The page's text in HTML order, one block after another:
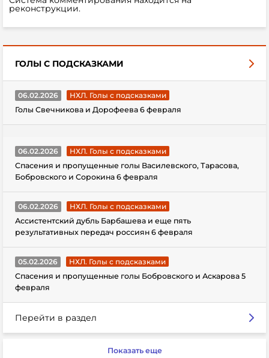
реконструкции.
ГОЛЫ С ПОДСКАЗКАМИ
06.02.2026
НХЛ. Голы с подсказками
Голы Свечникова и Дорофеева 6 февраля
06.02.2026
НХЛ. Голы с подсказками
Спасения и пропущенные голы Василевского, Тарасова,
Бобровского и Сорокина 6 февраля
06.02.2026
НХЛ. Голы с подсказками
Ассистентский дубль Барбашева и еще пять
результативных передач россиян 6 февраля
05.02.2026
НХЛ. Голы с подсказками
Спасения и пропущенные голы Бобровского и Аскарова 5
февраля
Перейти в раздел
Показать еще